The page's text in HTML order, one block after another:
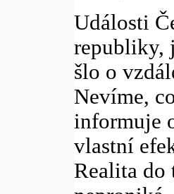
Události
republiky,
šlo o
Nevíme,
informuje
vlastní
Realita do